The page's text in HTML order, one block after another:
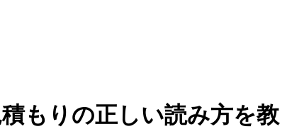
もりの正しい読み方を教